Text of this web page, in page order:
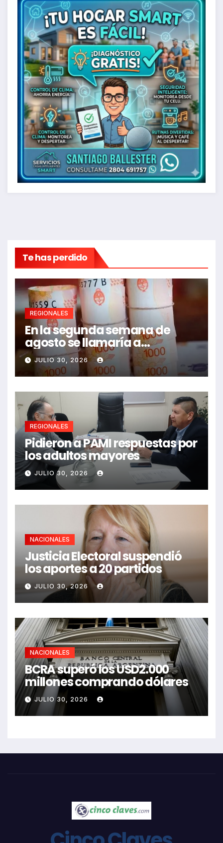
Te has perdido
REGIONALES
En la segunda semana de
agosto se llamaría a
paritarias
JULIO 30, 2026
REGIONALES
Pidieron a PAMI respuestas por
los adultos mayores
JULIO 30, 2026
NACIONALES
Justicia Electoral suspendió
los aportes a 20 partidos
JULIO 30, 2026
NACIONALES
BCRA superó los USD2.000
millones comprando dólares
JULIO 30, 2026